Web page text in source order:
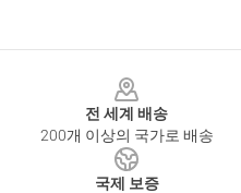
전 세계 배송
200개 이상의 국가로 배송
국제 보증